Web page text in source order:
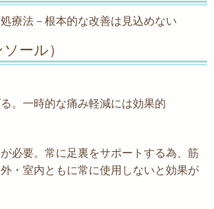
療法－根本的な改善は見込めない
ール）
。一時的な痛み軽減には効果的
必要。常に足裏をサポートする為、筋
・室内ともに常に使用しないと効果が